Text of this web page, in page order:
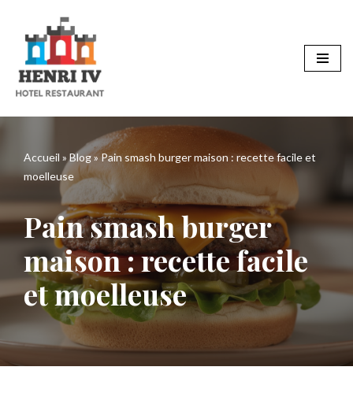
Aller
contenu
Accueil »Blog»Pain smash burger maison : recette facile et
moelleuse
Pain smash burger
maison : recette facile
et moelleuse